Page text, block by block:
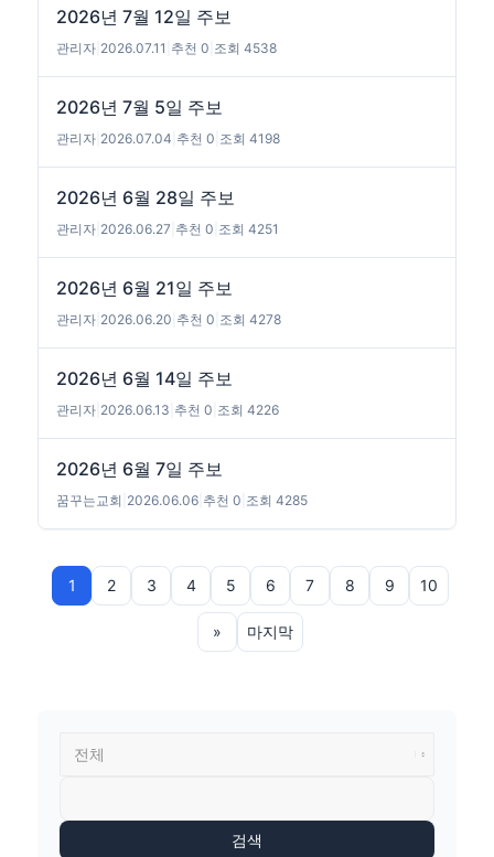
2026년 7월 12일 주보
관리자| 2026.07.11 추천 0 조회 4538
2026년 7월 5일 주보
관리자| 2026.07.04 추천 0 조회 4198
2026년 6월 28일 주보
관리자| 2026.06.27 추천 0 조회 4251
2026년 6월 21일 주보
관리자| 2026.06.20 추천 0 조회 4278
2026년 6월 14일 주보
관리자| 2026.06.13 추천 0 조회 4226
2026년 6월 7일 주보
꿈꾸는교회 2026.06.06| 추천 0 조회 4285
1 2 3 4 5 6 7 8 9 10
» 마지막
검색